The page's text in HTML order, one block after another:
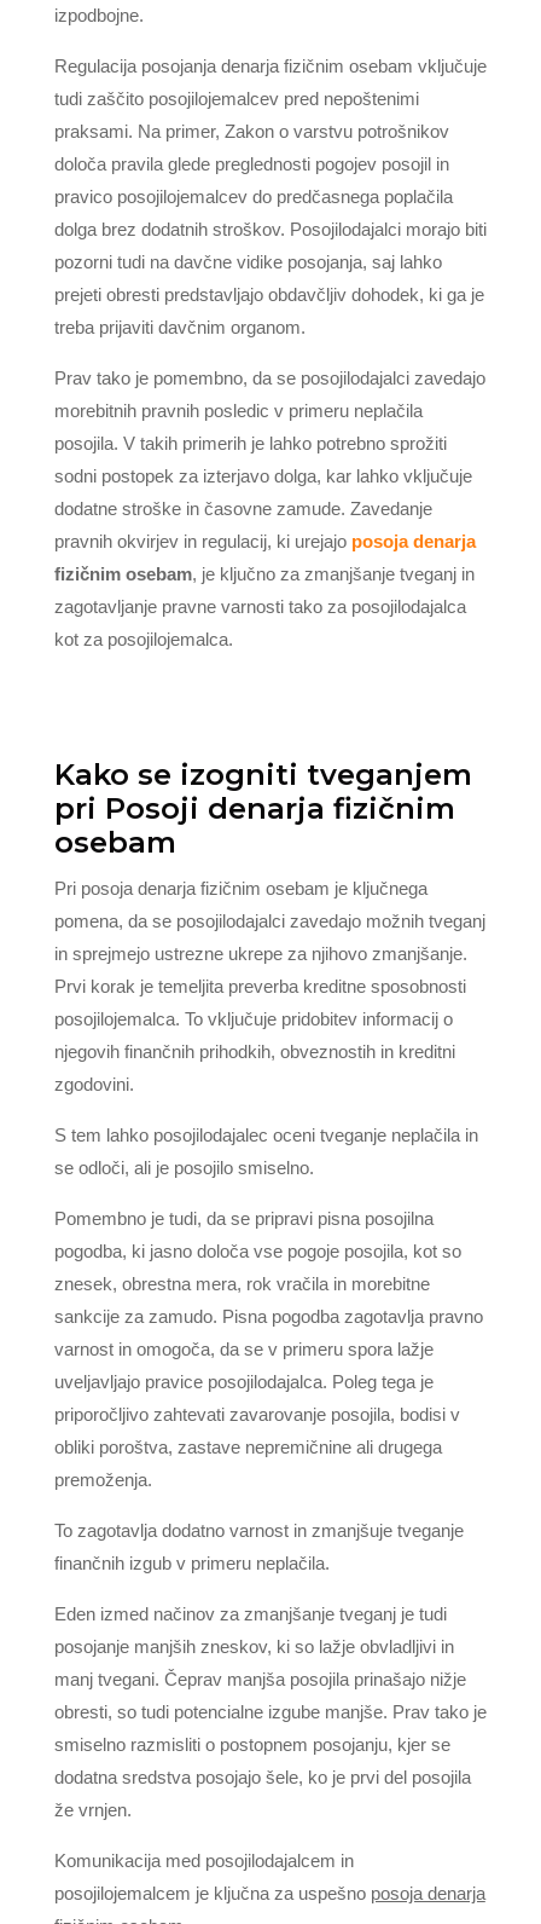
izpodbojne.
Regulacija posojanja denarja fizičnim osebam vključuje
tudi zaščito posojilojemalcev pred nepoštenimi
praksami. Na primer, Zakon o varstvu potrošnikov
določa pravila glede preglednosti pogojev posojil in
pravico posojilojemalcev do predčasnega poplačila
dolga brez dodatnih stroškov. Posojilodajalci morajo biti
pozorni tudi na davčne vidike posojanja, saj lahko
prejeti obresti predstavljajo obdavčljiv dohodek, ki ga je
treba prijaviti davčnim organom.
Prav tako je pomembno, da se posojilodajalci zavedajo
morebitnih pravnih posledic v primeru neplačila
posojila. V takih primerih je lahko potrebno sprožiti
sodni postopek za izterjavo dolga, kar lahko vključuje
dodatne stroške in časovne zamude. Zavedanje
pravnih okvirjev in regulacij, ki urejajo posoja denarja
fizičnim osebam, je ključno za zmanjšanje tveganj in
zagotavljanje pravne varnosti tako za posojilodajalca
kot za posojilojemalca.
Kako se izogniti tveganjem
pri Posoji denarja fizičnim
osebam
Pri posoja denarja fizičnim osebam je ključnega
pomena, da se posojilodajalci zavedajo možnih tveganj
in sprejmejo ustrezne ukrepe za njihovo zmanjšanje.
Prvi korak je temeljita preverba kreditne sposobnosti
posojilojemalca. To vključuje pridobitev informacij o
njegovih finančnih prihodkih, obveznostih in kreditni
zgodovini.
S tem lahko posojilodajalec oceni tveganje neplačila in
se odloči, ali je posojilo smiselno.
Pomembno je tudi, da se pripravi pisna posojilna
pogodba, ki jasno določa vse pogoje posojila, kot so
znesek, obrestna mera, rok vračila in morebitne
sankcije za zamudo. Pisna pogodba zagotavlja pravno
varnost in omogoča, da se v primeru spora lažje
uveljavljajo pravice posojilodajalca. Poleg tega je
priporočljivo zahtevati zavarovanje posojila, bodisi v
obliki poroštva, zastave nepremičnine ali drugega
premoženja.
To zagotavlja dodatno varnost in zmanjšuje tveganje
finančnih izgub v primeru neplačila.
Eden izmed načinov za zmanjšanje tveganj je tudi
posojanje manjših zneskov, ki so lažje obvladljivi in
manj tvegani. Čeprav manjša posojila prinašajo nižje
obresti, so tudi potencialne izgube manjše. Prav tako je
smiselno razmisliti o postopnem posojanju, kjer se
dodatna sredstva posojajo šele, ko je prvi del posojila
že vrnjen.
Komunikacija med posojilodajalcem in
posojilojemalcem je ključna za uspešno posoja denarja